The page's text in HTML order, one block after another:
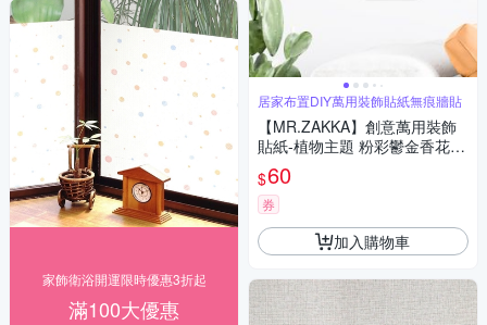
家飾衛浴開運限時優惠3折起
滿100大優惠
居家布置DIY萬用裝飾貼紙無痕牆貼
【MR.ZAKKA】創意萬用裝飾
貼紙-植物主題 粉彩鬱金香花束
居家布置 DIY可移式壁貼 無痕
壁貼 牆貼
$60
券
加入購物車